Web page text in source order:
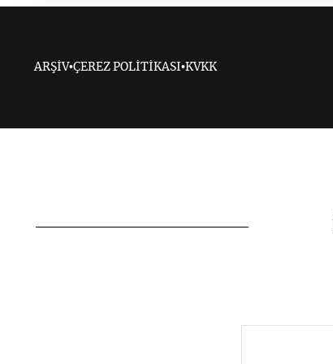
ARŞİV•ÇEREZ POLİTİKASI•KVKK